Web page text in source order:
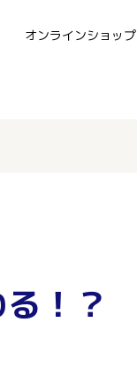
オンラインショップ
！？